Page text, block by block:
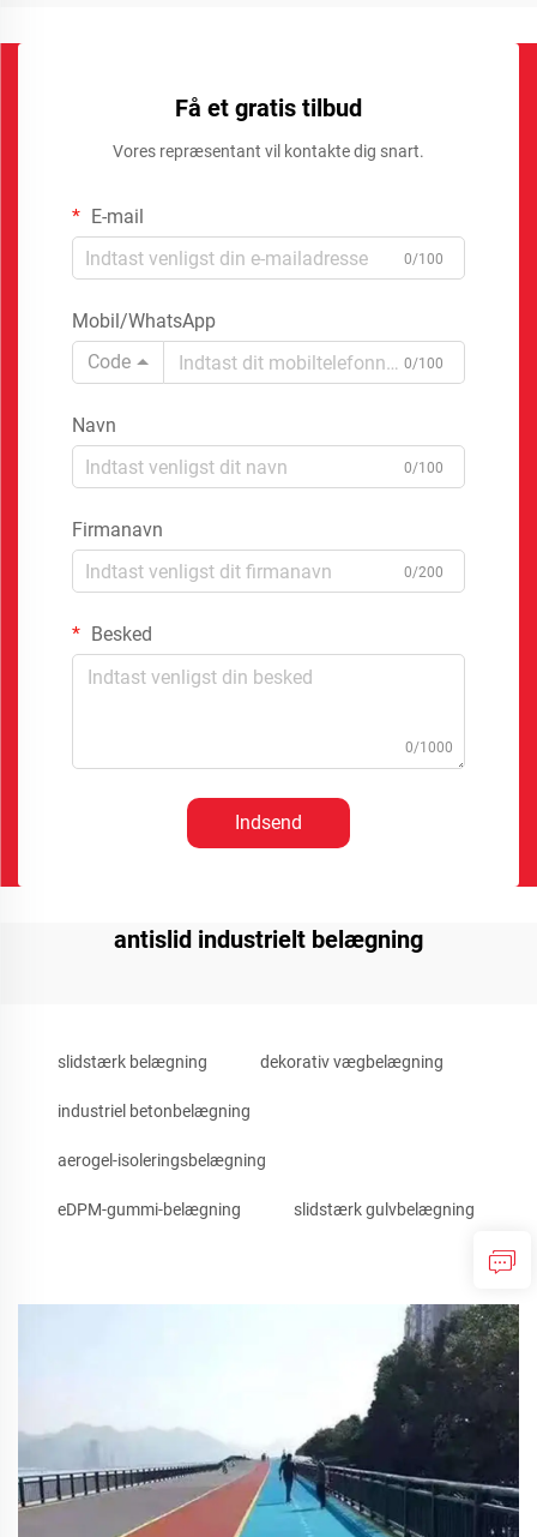
Få et gratis tilbud
Vores repræsentant vil kontakte dig snart.
E-mail
0/100
Mobil/WhatsApp
Code
0/100
Navn
0/100
Firmanavn
0/200
Besked
0/1000
Indsend
antislid industrielt belægning
slidstærk belægning dekorativ vægbelægning
industriel betonbelægning
aerogel-isoleringsbelægning
eDPM-gummi-belægning slidstærk gulvbelægning